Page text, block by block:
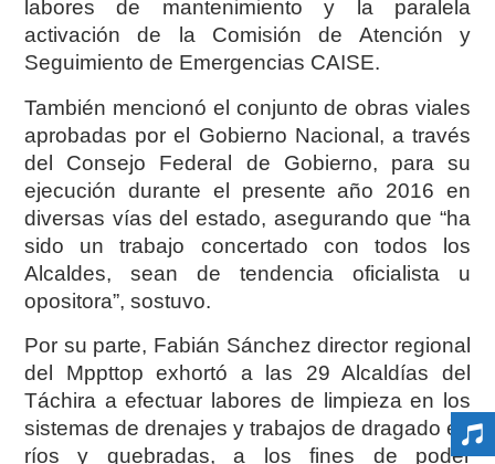
labores de mantenimiento y la paralela
activación de la Comisión de Atención y
Seguimiento de Emergencias CAISE.
También mencionó el conjunto de obras viales
aprobadas por el Gobierno Nacional, a través
del Consejo Federal de Gobierno, para su
ejecución durante el presente año 2016 en
diversas vías del estado, asegurando que “ha
sido un trabajo concertado con todos los
Alcaldes, sean de tendencia oficialista u
opositora”, sostuvo.
Por su parte, Fabián Sánchez director regional
del Mppttop exhortó a las 29 Alcaldías del
Táchira a efectuar labores de limpieza en los
sistemas de drenajes y trabajos de dragado en
ríos y quebradas, a los fines de poder